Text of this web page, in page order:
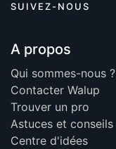
SUIVEZ-NOUS
A propos
Qui sommes-nous ?
Contacter Walup
Trouver un pro
Astuces et conseils
Centre d'idées